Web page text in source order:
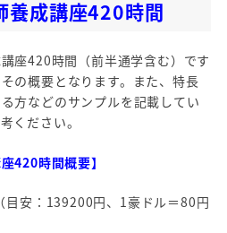
養成講座420時間
座420時間（前半通学含む）です
の概要となります。また、特長
方などのサンプルを記載してい
ください。
420時間概要】
安：139200円、1豪ドル＝80円